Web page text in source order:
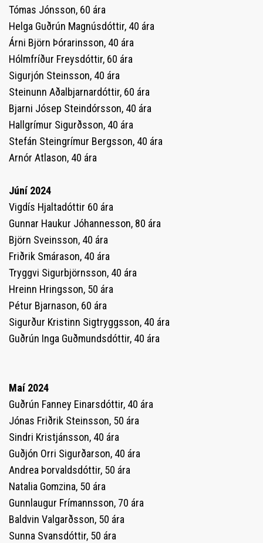
Tómas Jónsson, 60 ára
Helga Guðrún Magnúsdóttir, 40 ára
Árni Björn Þórarinsson, 40 ára
Hólmfríður Freysdóttir, 60 ára
Sigurjón Steinsson, 40 ára
Steinunn Aðalbjarnardóttir, 60 ára
Bjarni Jósep Steindórsson, 40 ára
Hallgrímur Sigurðsson, 40 ára
Stefán Steingrímur Bergsson, 40 ára
Arnór Atlason, 40 ára
Júní 2024
Vigdís Hjaltadóttir 60 ára
Gunnar Haukur Jóhannesson, 80 ára
Björn Sveinsson, 40 ára
Friðrik Smárason, 40 ára
Tryggvi Sigurbjörnsson, 40 ára
Hreinn Hringsson, 50 ára
Pétur Bjarnason, 60 ára
Sigurður Kristinn Sigtryggsson, 40 ára
Guðrún Inga Guðmundsdóttir, 40 ára
Maí 2024
Guðrún Fanney Einarsdóttir, 40 ára
Jónas Friðrik Steinsson, 50 ára
Sindri Kristjánsson, 40 ára
Guðjón Orri Sigurðarson, 40 ára
Andrea Þorvaldsdóttir, 50 ára
Natalia Gomzina, 50 ára
Gunnlaugur Frímannsson, 70 ára
Baldvin Valgarðsson, 50 ára
Sunna Svansdóttir, 50 ára